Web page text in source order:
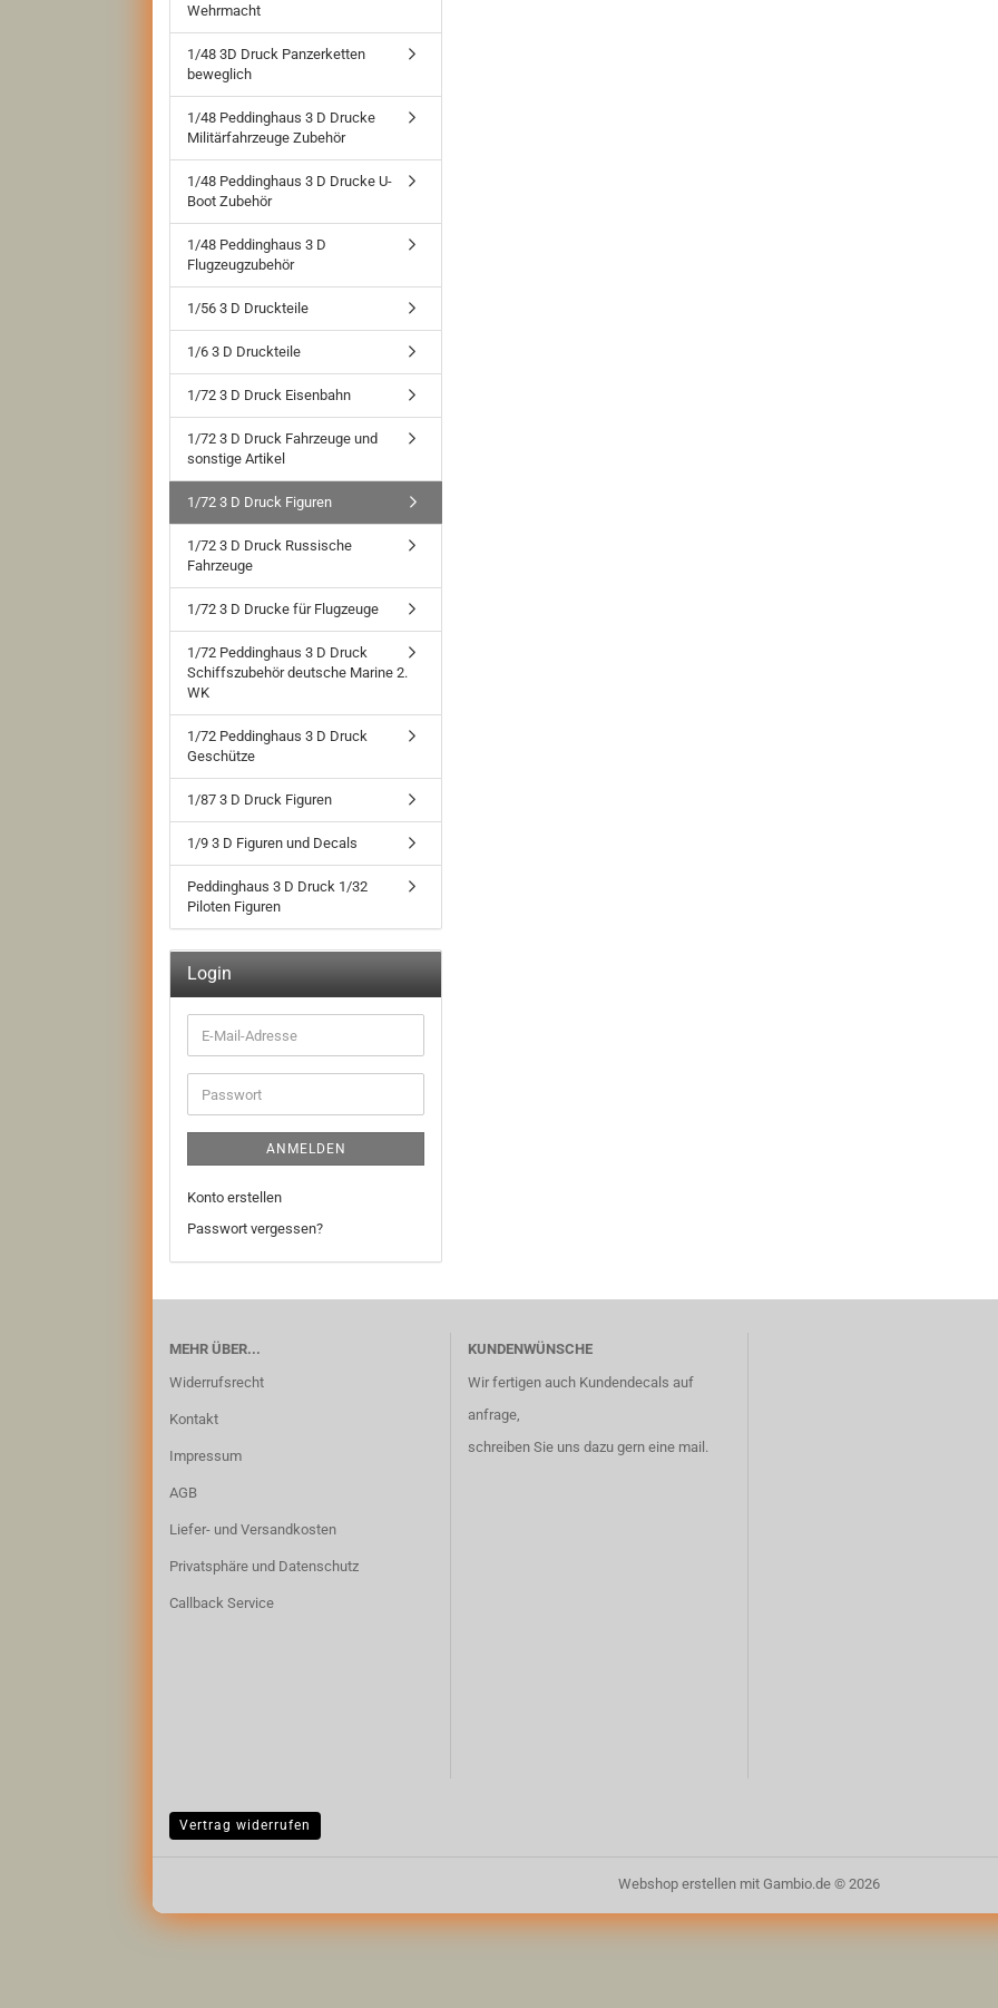
Wehrmacht
1/48 3D Druck Panzerketten
beweglich
1/48 Peddinghaus 3 D Drucke
Militärfahrzeuge Zubehör
1/48 Peddinghaus 3 D Drucke U-
Boot Zubehör
1/48 Peddinghaus 3 D
Flugzeugzubehör
1/56 3 D Druckteile
1/6 3 D Druckteile
1/72 3 D Druck Eisenbahn
1/72 3 D Druck Fahrzeuge und
sonstige Artikel
1/72 3 D Druck Figuren
1/72 3 D Druck Russische
Fahrzeuge
1/72 3 D Drucke für Flugzeuge
1/72 Peddinghaus 3 D Druck
Schiffszubehör deutsche Marine 2.
WK
1/72 Peddinghaus 3 D Druck
Geschütze
1/87 3 D Druck Figuren
1/9 3 D Figuren und Decals
Peddinghaus 3 D Druck 1/32
Piloten Figuren
Login
E-
Mail-
Adresse
Passwort
ANMELDEN
Konto erstellen
Passwort vergessen?
MEHR ÜBER...
Widerrufsrecht
Kontakt
Impressum
AGB
Liefer- und Versandkosten
Privatsphäre und Datenschutz
Callback Service
KUNDENWÜNSCHE
Wir fertigen auch Kundendecals auf
anfrage,
schreiben Sie uns dazu gern eine mail.
Vertrag widerrufen
Webshop erstellenmit Gambio.de © 2026